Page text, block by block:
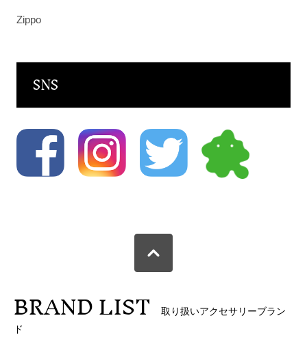
Zippo
SNS
BRAND LIST 取り扱いアクセサリーブラン
ド